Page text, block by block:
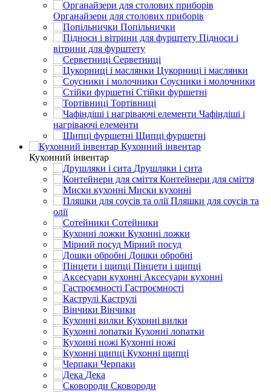
Органайзери для столових приборів
Попільнички
Підноси і
вітрини для фурштету
Серветниці
Цукорниці і маслянки
Соусники і молочники
Стійки фуршетні
Тортівниці
Чафіндіші і
нагріваючі елементи
Щипці фуршетні
Кухонний інвентар
Кухонний інвентар
Друшляки і сита
Контейнери для сміття
Миски кухонні
Пляшки для соусів та
олії
Сотейники
Кухонні ложки
Мірний посуд
Дошки обробні
Пінцети і щипці
Аксесуари кухонні
Гастроємності
Каструлі
Вінчики
Кухонні вилки
Кухонні лопатки
Кухонні ножі
Кухонні щипці
Черпаки
Дека
Сковороди